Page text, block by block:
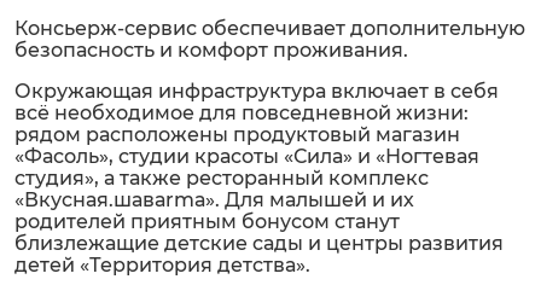
Консьерж-сервис обеспечивает дополнительную
безопасность и комфорт проживания.
Окружающая инфраструктура включает в себя
всё необходимое для повседневной жизни:
рядом расположены продуктовый магазин
«Фасоль», студии красоты «Сила» и «Ногтевая
студия», а также ресторанный комплекс
«Вкусная.шаваrmа». Для малышей и их
родителей приятным бонусом станут
близлежащие детские сады и центры развития
детей «Территория детства».